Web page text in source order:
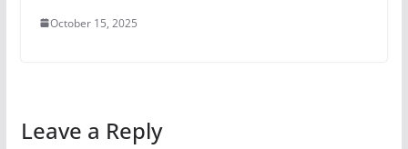
October 15, 2025
Leave a Reply